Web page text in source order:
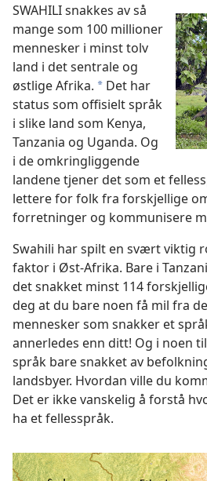
SWAHILI snakkes av så
mange som 100 millioner
mennesker i minst tolv
land i det sentrale og
østlige Afrika. * Det har
status som offisielt språk
i slike land som Kenya,
Tanzania og Uganda. Og
i de omkringliggende
landene tjener det som et
lettere for folk fra forskjellige
forretninger og kommunisere
Swahili har spilt en svært viktig
faktor i Øst-Afrika. Bare i
det snakket minst 114
deg at du bare noen få mil fra
mennesker som snakker et
annerledes enn ditt! Og i noen
språk bare snakket av
landsbyer. Hvordan ville du
Det er ikke vanskelig å forstå
ha et fellesspråk.